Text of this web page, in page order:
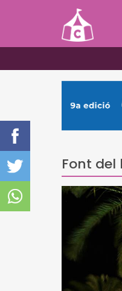
Font